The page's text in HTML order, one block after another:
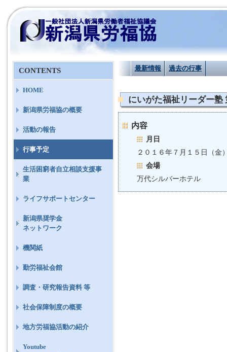
最新情報 過去の行事
にいがた福祉リーダー塾
内容
月日
２０１６年７月１５日（金
会場
万代シルバーホテル
CONTENTS
HOME
新潟県労福協の概要
活動の報告
行事予定
生活困窮者自立相談支援事
業
ライフサポートセンター
新潟県奨学金
ネットワーク
機関紙
勤労福祉会館
調査・研究報告資料 等
社会保障制度の概要
地方労福協活動の紹介
Youtube